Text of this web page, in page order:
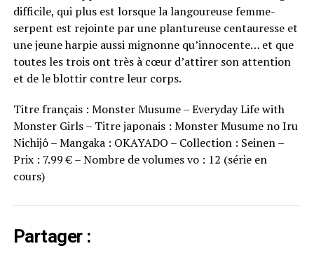
difficile, qui plus est lorsque la langoureuse femme-
serpent est rejointe par une plantureuse centauresse et
une jeune harpie aussi mignonne qu’innocente… et que
toutes les trois ont très à cœur d’attirer son attention
et de le blottir contre leur corps.
Titre français : Monster Musume – Everyday Life with
Monster Girls – Titre japonais : Monster Musume no Iru
Nichijô – Mangaka : OKAYADO – Collection : Seinen –
Prix : 7.99 € – Nombre de volumes vo : 12 (série en
cours)
Partager :